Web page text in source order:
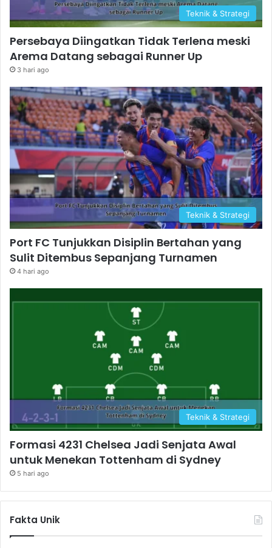
Teknik & Strategi
Persebaya Diingatkan Tidak Terlena meski
Arema Datang sebagai Runner Up
3 hari ago
Teknik & Strategi
Port FC Tunjukkan Disiplin Bertahan yang
Sulit Ditembus Sepanjang Turnamen
4 hari ago
Teknik & Strategi
Formasi 4231 Chelsea Jadi Senjata Awal
untuk Menekan Tottenham di Sydney
5 hari ago
Fakta Unik